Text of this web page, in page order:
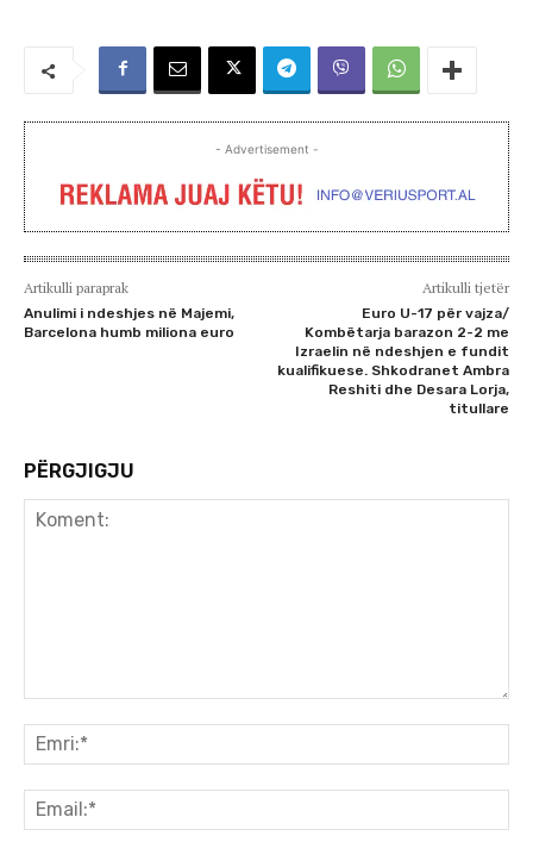
- Advertisement -
Artikulli paraprak
Anulimi i ndeshjes në Majemi,
Barcelona humb miliona euro
Artikulli tjetër
Euro U-17 për vajza/
Kombëtarja barazon 2-2 me
Izraelin në ndeshjen e fundit
kualifikuese. Shkodranet Ambra
Reshiti dhe Desara Lorja,
titullare
PËRGJIGJU